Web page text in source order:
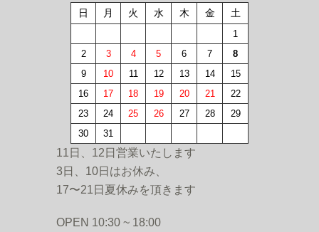
日 月 火 水 木 金 土
1
2
3 4 5 6 7
8
9
10 11 12 13 14
15
16
17 18 19 20 21
22
23
24 25 26 27 28
29
30
31
11日、12日営業いたします
3日、10日はお休み、
17〜21日夏休みを頂きます
OPEN 10:30 ~ 18:00